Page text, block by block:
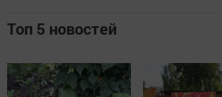
Топ 5 новостей